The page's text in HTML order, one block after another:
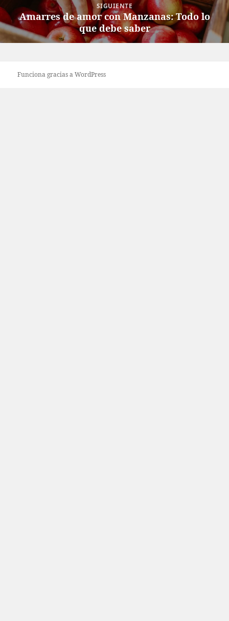
SIGUIENTE
Entrada
siguiente:
Amarres de amor con Manzanas: Todo lo
que debe saber
Funciona gracias a WordPress